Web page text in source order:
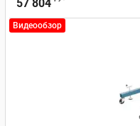
57 804
Видеообзор